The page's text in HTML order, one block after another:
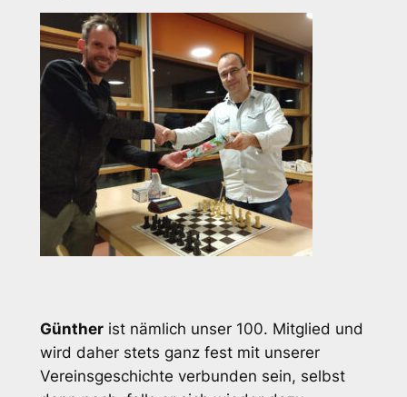
Güntherist nämlich unser 100. Mitglied und
wird daher stets ganz fest mit unserer
Vereinsgeschichte verbunden sein, selbst